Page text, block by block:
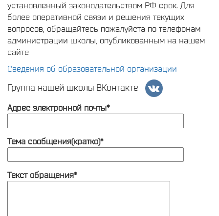
установленный законодательством РФ срок. Для
более оперативной связи и решения текущих
вопросов, обращайтесь пожалуйста по телефонам
администрации школы, опубликованным на нашем
сайте
Сведения об образовательной организации
Группа нашей школы ВКонтакте
Адрес электронной почты*
Тема сообщения(кратко)*
Текст обращения*